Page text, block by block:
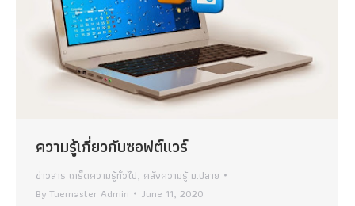
ความรู้เกี่ยวกับซอฟต์แวร์
ข่าวสาร เกร็ดความรู้ทั่วไป, คลังความรู้ ม.ปลาย
ByTuemaster Admin June 11, 2020